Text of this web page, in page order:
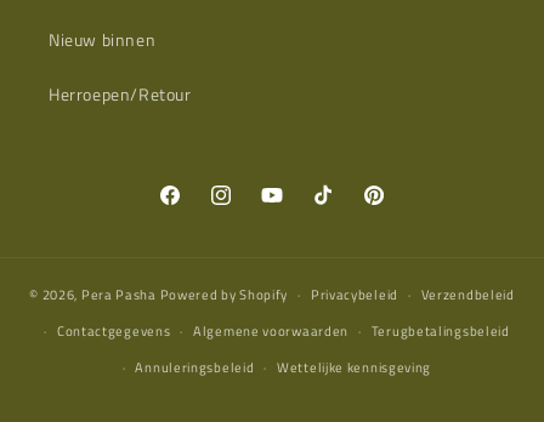
Nieuw binnen
Herroepen/Retour
FacebookInstagramYouTubeTikTok Pinterest
© 2026, Pera Pasha Powered by Shopify Privacybeleid
Verzendbeleid
Contactgegevens
Algemene voorwaarden
Terugbetalingsbeleid
Annuleringsbeleid
Wettelijke kennisgeving